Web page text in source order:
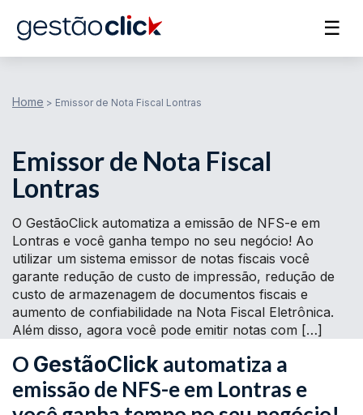
☰
Home > Emissor de Nota Fiscal Lontras
Emissor de Nota Fiscal
Lontras
O GestãoClick automatiza a emissão de NFS-e em
Lontras e você ganha tempo no seu negócio! Ao
utilizar um sistema emissor de notas fiscais você
garante redução de custo de impressão, redução de
custo de armazenagem de documentos fiscais e
aumento de confiabilidade na Nota Fiscal Eletrônica.
Além disso, agora você pode emitir notas com […]
O GestãoClick automatiza a
emissão de NFS-e em Lontras e